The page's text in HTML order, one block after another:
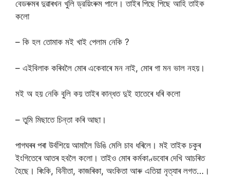
বেডৰুমৰ দুৱাৰখন খুলি ড্রয়িংৰুম পালে। তাইৰ পিছে পিছে আহি তাইক
কলো
– কি হল তোমাক মই খাই পেলাম নেকি ?
– এইবিলাক কৰিবলৈ মোৰ একেবাৰে মন নাই, মোৰ গা মন ভাল নহয়।
মই অ হয় নেকি বুলি কয় তাইৰ কান্ধত দুই হাতেৰে ধৰি কলো
– তুমি মিছাতে চিন্তা কৰি আছা।
পাগঘৰৰ পৰা উর্বশিয়ে আমালৈ ডিঙি মেলি চাব ধৰিলে। মই তাইক চকুৰ
ইংগিতেৰে আতৰ হবলৈ কলো। তাইও মোৰ কৰ্মকাণ্ডবোৰ দেখি আচৰিত
হৈছে। ৰিংকি, বিনীতা, কাজৰিকা, অংকিতা আৰু এতিয়া নৃত্যাৰ লগত…।